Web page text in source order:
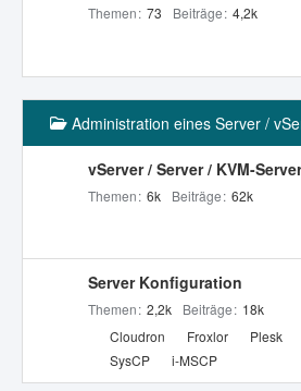
e
Themen 73 Beiträge 4,2k
Administration eines Server /
vServer / Server / KVM-Server
Themen 6k Beiträge 62k
Server Konfiguration
Themen 2,2k Beiträge 18k
t
Cloudron Froxlor Plesk
SysCP
i-MSCP